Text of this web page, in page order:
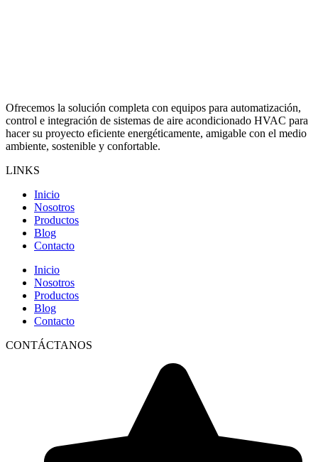
Ofrecemos la solución completa con equipos para automatización,
control e integración de sistemas de aire acondicionado HVAC para
hacer su proyecto eficiente energéticamente, amigable con el medio
ambiente, sostenible y confortable.
LINKS
Inicio
Nosotros
Productos
Blog
Contacto
Inicio
Nosotros
Productos
Blog
Contacto
CONTÁCTANOS